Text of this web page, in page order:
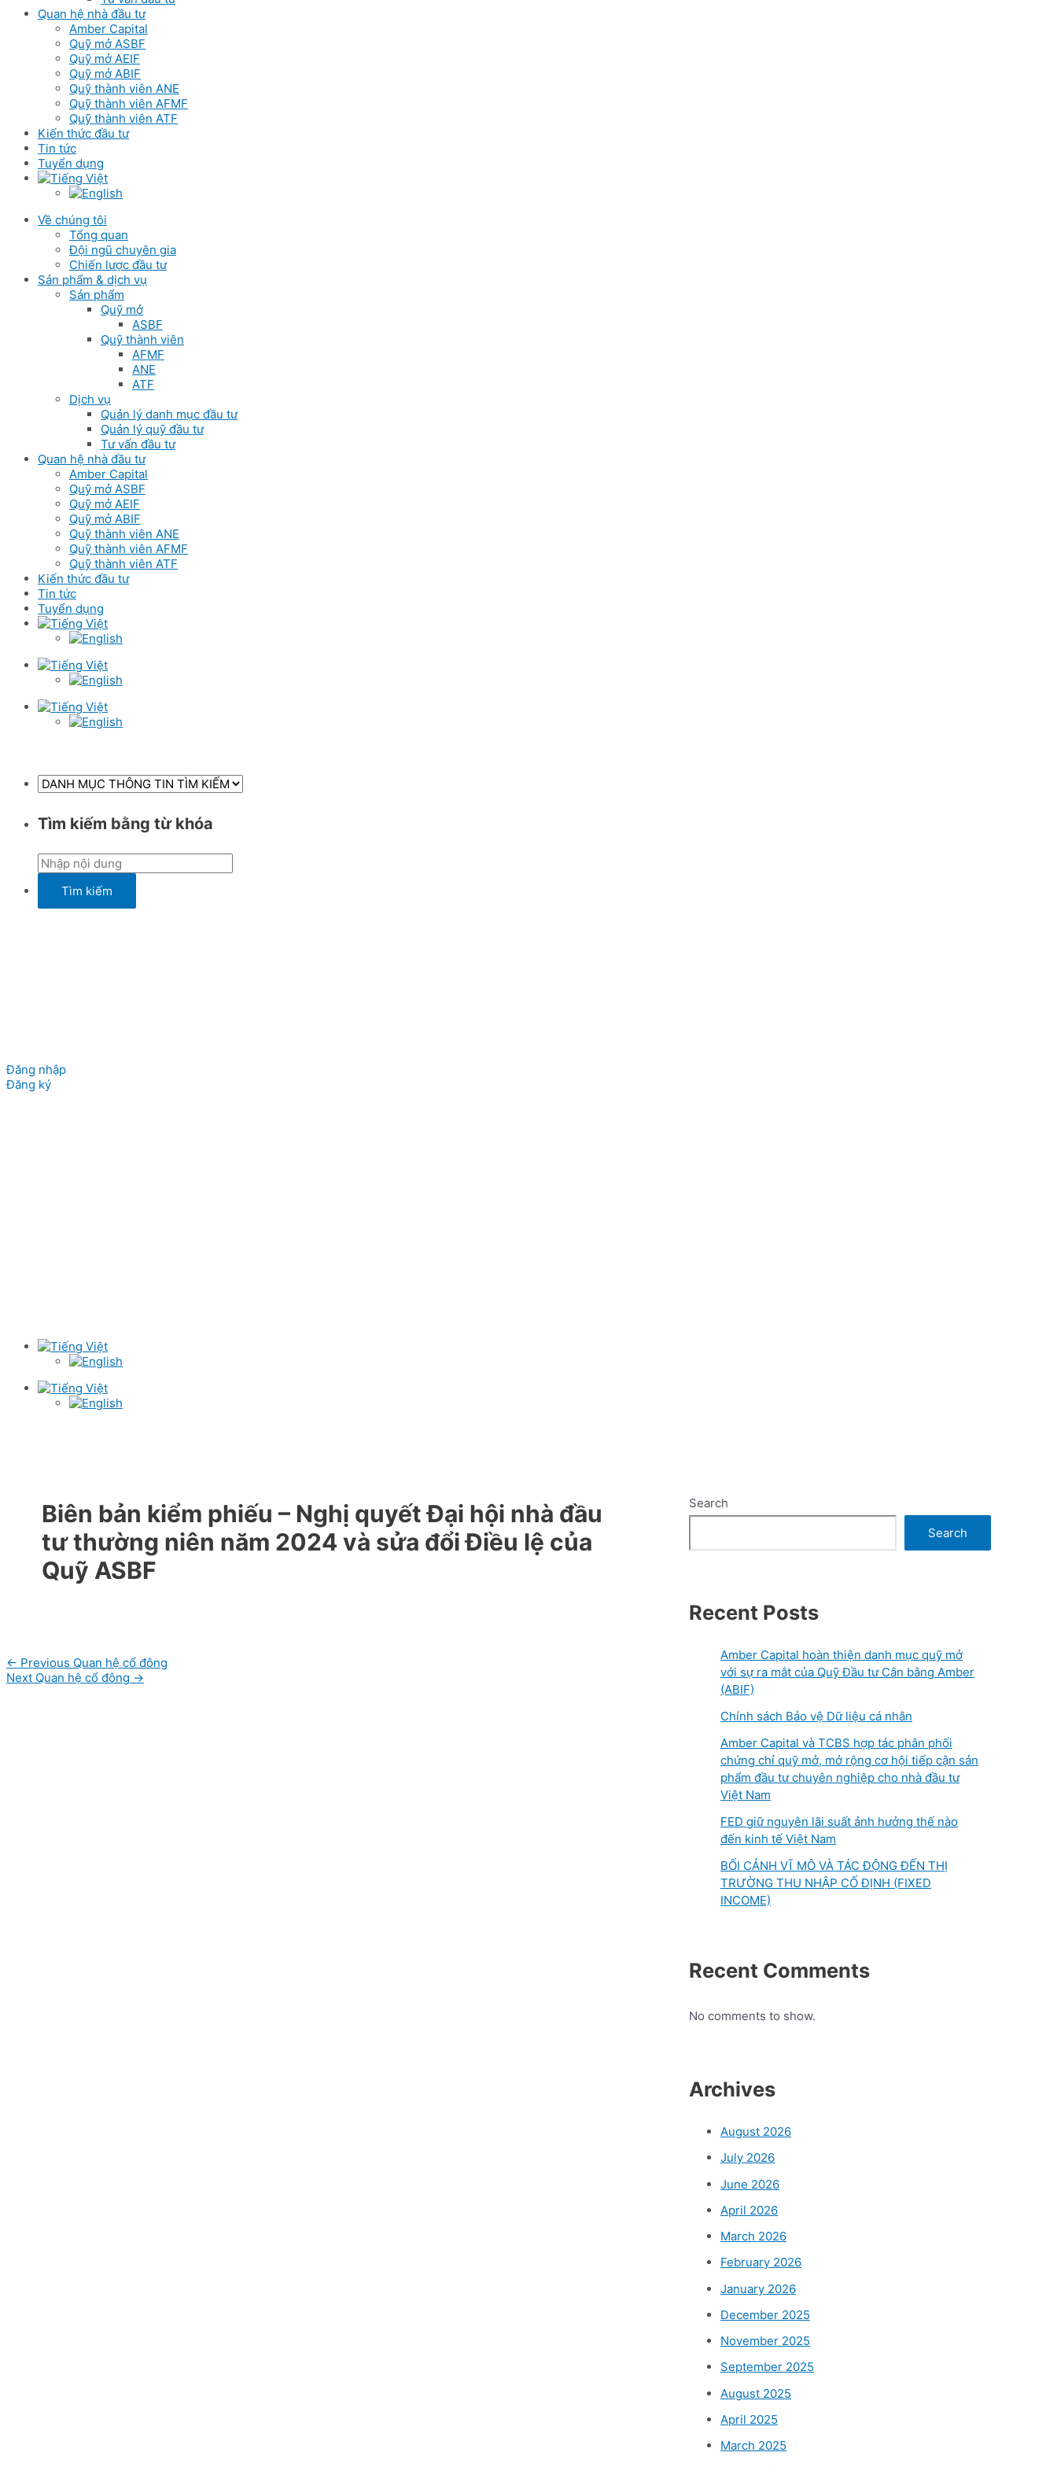
Quan hệ nhà đầu tư
Amber Capital
Quỹ mở ASBF
Quỹ mở AEIF
Quỹ mở ABIF
Quỹ thành viên ANE
Quỹ thành viên AFMF
Quỹ thành viên ATF
Kiến thức đầu tư
Tin tức
Tuyển dụng
Về chúng tôi
Tổng quan
Đội ngũ chuyên gia
Chiến lược đầu tư
Sản phẩm & dịch vụ
Sản phẩm
Quỹ mở
ASBF
Quỹ thành viên
AFMF
ANE
ATF
Dịch vụ
Quản lý danh mục đầu tư
Quản lý quỹ đầu tư
Tư vấn đầu tư
Quan hệ nhà đầu tư
Amber Capital
Quỹ mở ASBF
Quỹ mở AEIF
Quỹ mở ABIF
Quỹ thành viên ANE
Quỹ thành viên AFMF
Quỹ thành viên ATF
Kiến thức đầu tư
Tin tức
Tuyển dụng
Tìm kiếm bằng từ khóa
Đăng nhập
Đăng ký
Biên bản kiểm phiếu – Nghị quyết Đại hội nhà đầu
tư thường niên năm 2024 và sửa đổi Điều lệ của
Quỹ ASBF
Post
navigation
← Previous Quan hệ cổ đông
Next Quan hệ cổ đông →
Search
Search
Recent Posts
Amber Capital hoàn thiện danh mục quỹ mở
với sự ra mắt của Quỹ Đầu tư Cân bằng Amber
(ABIF)
Chính sách Bảo vệ Dữ liệu cá nhân
Amber Capital và TCBS hợp tác phân phối
chứng chỉ quỹ mở, mở rộng cơ hội tiếp cận sản
phẩm đầu tư chuyên nghiệp cho nhà đầu tư
Việt Nam
FED giữ nguyên lãi suất ảnh hưởng thế nào
đến kinh tế Việt Nam
BỐI CẢNH VĨ MÔ VÀ TÁC ĐỘNG ĐẾN THỊ
TRƯỜNG THU NHẬP CỐ ĐỊNH (FIXED
INCOME)
Recent Comments
No comments to show.
Archives
August 2026
July 2026
June 2026
April 2026
March 2026
February 2026
January 2026
December 2025
November 2025
September 2025
August 2025
April 2025
March 2025